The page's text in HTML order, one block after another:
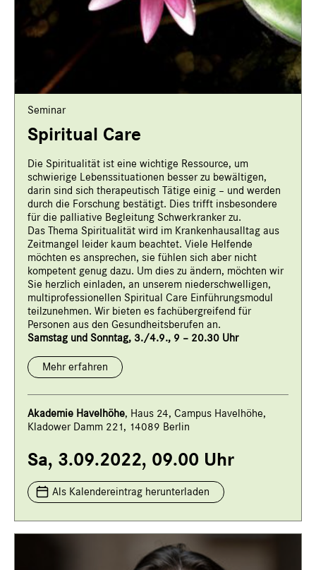
Seminar
Spiritual Care
Die Spiritualität ist eine wichtige Ressource, um
schwierige Lebenssituationen besser zu bewältigen,
darin sind sich therapeutisch Tätige einig – und werden
durch die Forschung bestätigt. Dies trifft insbesondere
für die palliative Begleitung Schwerkranker zu.
Das Thema Spiritualität wird im Krankenhausalltag aus
Zeitmangel leider kaum beachtet. Viele Helfende
möchten es ansprechen, sie fühlen sich aber nicht
kompetent genug dazu. Um dies zu ändern, möchten wir
Sie herzlich einladen, an unserem niederschwelligen,
multiprofessionellen Spiritual Care Einführungsmodul
teilzunehmen. Wir bieten es fachübergreifend für
Personen aus den Gesundheitsberufen an.
Samstag und Sonntag, 3./4.9., 9 – 20.30 Uhr
Mehr erfahren
Akademie Havelhöhe, Haus 24, Campus Havelhöhe,
Kladower Damm 221, 14089 Berlin
Sa, 3.09.2022, 09.00 Uhr
Als Kalendereintrag herunterladen